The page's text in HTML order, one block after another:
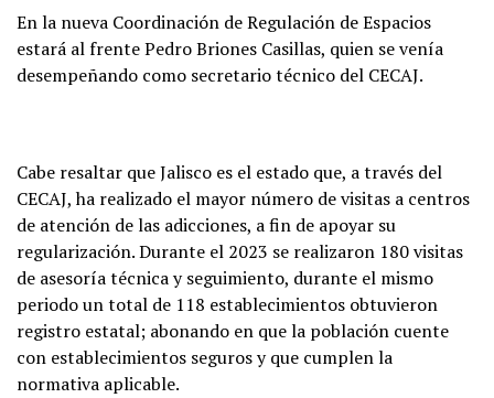
En la nueva Coordinación de Regulación de Espacios
estará al frente Pedro Briones Casillas, quien se venía
desempeñando como secretario técnico del CECAJ.
Cabe resaltar que Jalisco es el estado que, a través del
CECAJ, ha realizado el mayor número de visitas a centros
de atención de las adicciones, a fin de apoyar su
regularización. Durante el 2023 se realizaron 180 visitas
de asesoría técnica y seguimiento, durante el mismo
periodo un total de 118 establecimientos obtuvieron
registro estatal; abonando en que la población cuente
con establecimientos seguros y que cumplen la
normativa aplicable.